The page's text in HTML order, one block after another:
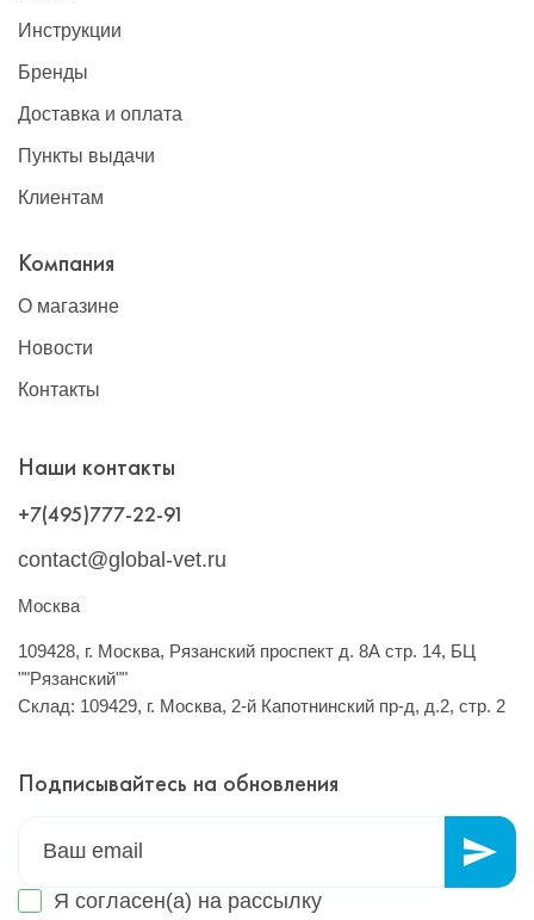
Инструкции
Бренды
Доставка и оплата
Пункты выдачи
Клиентам
Компания
О магазине
Новости
Контакты
Наши контакты
+7(495)777-22-91
contact@global-vet.ru
Москва
109428, г. Москва, Рязанский проспект д. 8А стр. 14, БЦ
""Рязанский""
Склад: 109429, г. Москва, 2-й Капотнинский пр-д, д.2, стр. 2
Подписывайтесь на обновления
Я согласен(а) на рассылку